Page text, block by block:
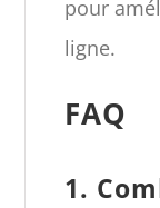
pour
ligne.
FAQ
1.